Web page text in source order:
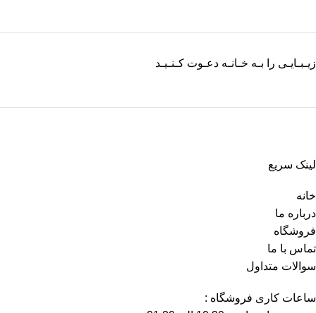
زیـبـایـی را بـه خـانـه دعـوت کـنـیـد
لینک سریع
خانه
درباره ما
فروشگاه
تماس با ما
سوالات متداول
ساعات کاری فروشگاه :